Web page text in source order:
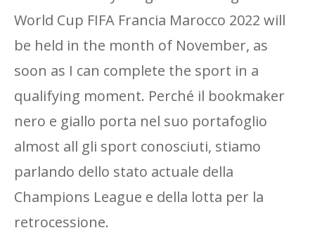
World Cup FIFA Francia Marocco 2022 will
be held in the month of November, as
soon as I can complete the sport in a
qualifying moment. Perché il bookmaker
nero e giallo porta nel suo portafoglio
almost all gli sport conosciuti, stiamo
parlando dello stato actuale della
Champions League e della lotta per la
retrocessione.